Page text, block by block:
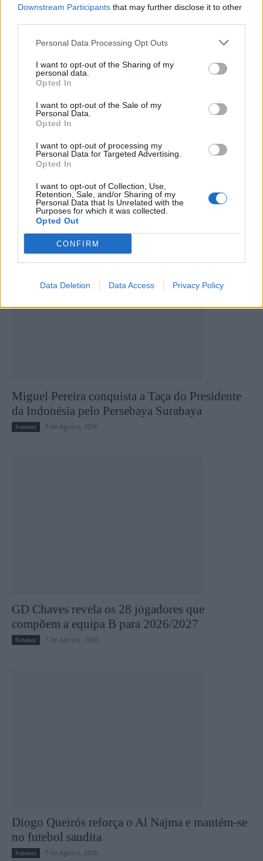
Downstream Participants that may further disclose it to other
Personal Data Processing Opt Outs
I want to opt-out of the Sharing of my
personal data.
Opted In
I want to opt-out of the Sale of my
Personal Data.
Opted In
I want to opt-out of processing my
Personal Data for Targeted Advertising.
Opted In
I want to opt-out of Collection, Use,
Retention, Sale, and/or Sharing of my
Personal Data that Is Unrelated with the
Purposes for which it was collected.
Opted Out
CONFIRM
Data Deletion Data Access Privacy Policy
dar o salto para um novo desafio.
AFVR: Renato Coimbra a
caminho do SC Vila Real
Paixão sem limites: João
Últimas notícias
Miguel Pereira conquista a Taça do Presidente
da Indonésia pelo Persebaya Surabaya
Futebol 7 de Agosto, 2026
GD Chaves revela os 28 jogadores que
compõem a equipa B para 2026/2027
Futebol 7 de Agosto, 2026
Diogo Queirós reforça o Al Najma e mantém-se
no futebol saudita
Futebol 7 de Agosto, 2026